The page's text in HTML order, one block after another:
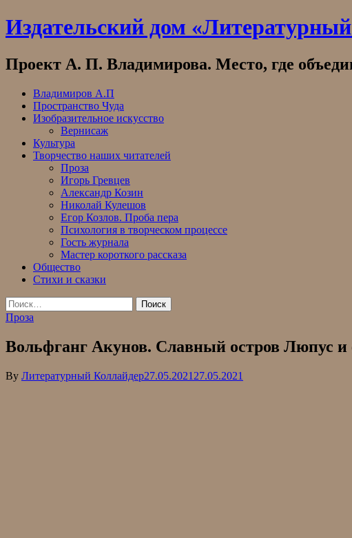
Skip
to
Издательский дом
Проект А. П. Владимирова. Место, где
Владимиров А.П
Пространство Чуда
Изобразительное искусство
Вернисаж
Культура
Творчество наших читателей
Проза
Игорь Гревцев
Александр Козин
Николай Кулешов
Егор Козлов. Проба пера
Психология в творческом процессе
Гость журнала
Мастер короткого рассказа
Общество
Стихи и сказки
Найти:
Проза
Вольфганг Акунов. Славный остров Люпус и
By Литературный Коллайдер27.05.2021 27.05.2021